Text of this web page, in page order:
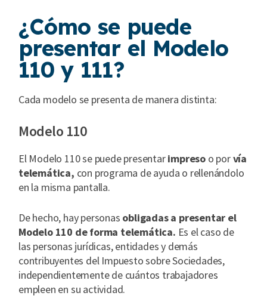
¿Cómo se puede
presentar el Modelo
110 y 111?
Cada modelo se presenta de manera distinta:
Modelo 110
El Modelo 110 se puede presentarimpreso o porvía
telemática, con programa de ayuda o rellenándolo
en la misma pantalla.
De hecho, hay personas obligadas a presentar el
Modelo 110 de forma telemática. Es el caso de
las personas jurídicas, entidades y demás
contribuyentes del Impuesto sobre Sociedades,
independientemente de cuántos trabajadores
empleen en su actividad.